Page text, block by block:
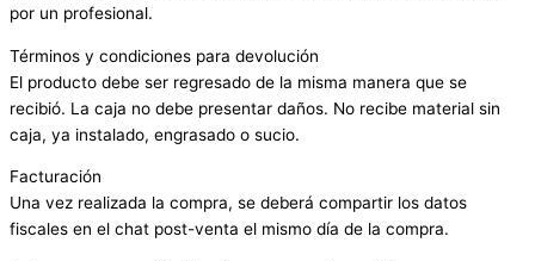
por un profesional.
Términos y condiciones para devolución
El producto debe ser regresado de la misma manera que se
recibió. La caja no debe presentar daños. No recibe material sin
caja, ya instalado, engrasado o sucio.
Facturación
Una vez realizada la compra, se deberá compartir los datos
fiscales en el chat post-venta el mismo día de la compra.